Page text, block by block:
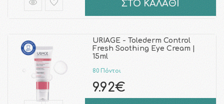
ΣΤΟ ΚΑΛΑΘΙ
URIAGE - Tolederm Control
Fresh Soothing Eye Cream |
15ml
80 Πόντοι
9.92€